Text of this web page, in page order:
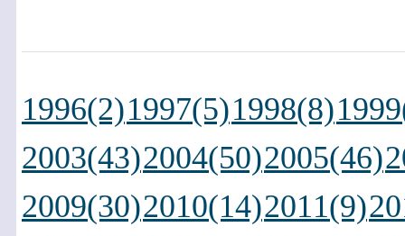
1996(2)1997(5)1998(8)
2003(43)2004(50)2005(46)
2009(30)2010(14)2011(9)